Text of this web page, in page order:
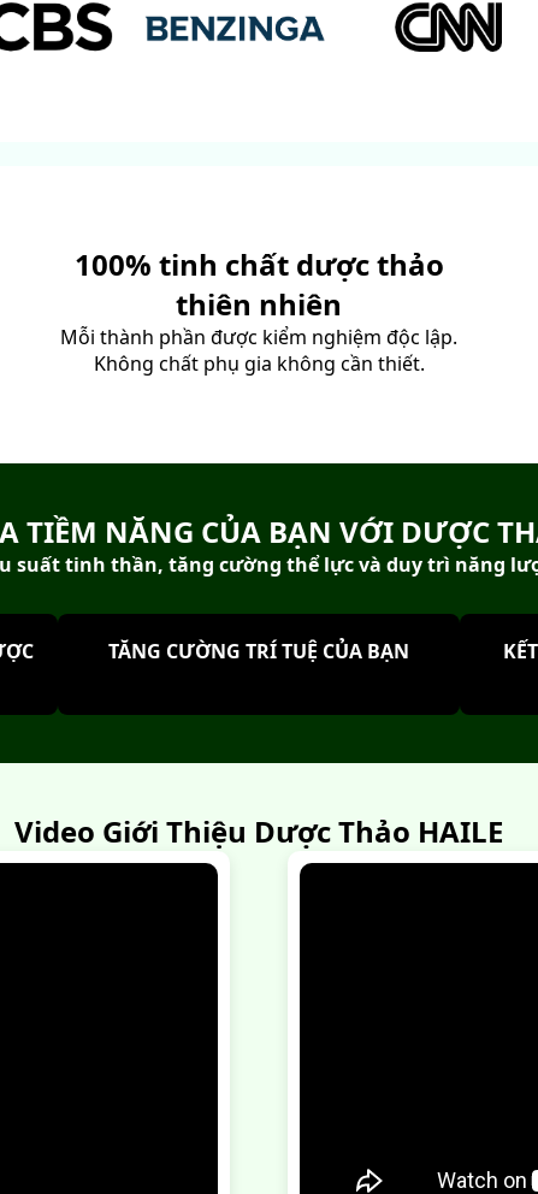
100% tinh chất dược thảo
thiên nhiên
Mỗi thành phần được kiểm nghiệm độc lập.
Không chất phụ gia không cần thiết.
TIỀM NĂNG CỦA BẠN VỚI DƯỢC
suất tinh thần, tăng cường thể lực và duy trì năng
TĂNG CƯỜNG TRÍ TUỆ CỦA BẠN
Video Giới Thiệu Dược Thảo HAILE